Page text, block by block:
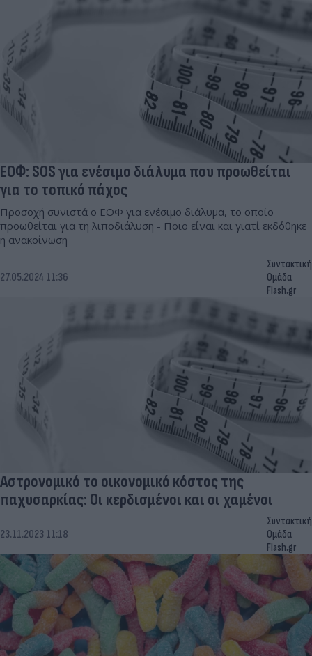
ΕΟΦ: SOS για ενέσιμο διάλυμα που προωθείται
για το τοπικό πάχος
Προσοχή συνιστά ο ΕΟΦ για ενέσιμο διάλυμα, το οποίο
προωθείται για τη λιποδιάλυση - Ποιο είναι και γιατί εκδόθηκε
η ανακοίνωση
27.05.2024 11:36
Συντακτική
Ομάδα
Flash.gr
Αστρονομικό το οικονομικό κόστος της
παχυσαρκίας: Οι κερδισμένοι και οι χαμένοι
23.11.2023 11:18
Συντακτική
Ομάδα
Flash.gr